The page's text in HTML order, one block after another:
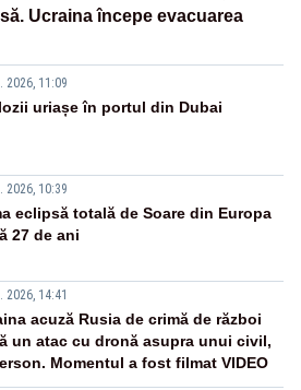
Ucraina începe evacuarea
2026, 11:09
uriașe în portul din Dubai
2026, 10:39
eclipsă totală de Soare din Europa
27 de ani
2026, 14:41
acuză Rusia de crimă de război
un atac cu dronă asupra unui civil,
Momentul a fost filmat VIDEO